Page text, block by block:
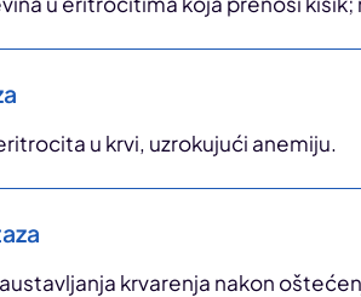
u krvi, uzrokujući anemiju.
krvarenja nakon